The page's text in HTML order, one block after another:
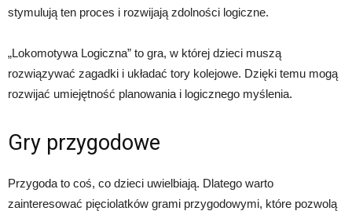
stymulują ten proces i rozwijają zdolności logiczne.
„Lokomotywa Logiczna” to gra, w której dzieci muszą
rozwiązywać zagadki i układać tory kolejowe. Dzięki temu mogą
rozwijać umiejętność planowania i logicznego myślenia.
Gry przygodowe
Przygoda to coś, co dzieci uwielbiają. Dlatego warto
zainteresować pięciolatków grami przygodowymi, które pozwolą